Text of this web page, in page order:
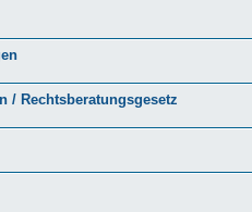
/ Rechtsberatungsgesetz